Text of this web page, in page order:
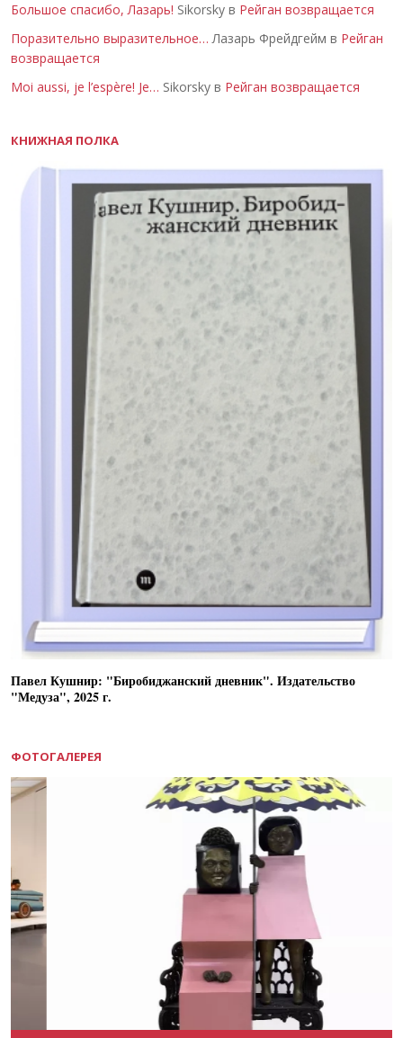
Большое спасибо, Лазарь! Sikorsky в Рейган возвращается
Поразительно выразительное… Лазарь Фрейдгейм в Рейган
возвращается
Moi aussi, je l’espère! Je… Sikorsky в Рейган возвращается
КНИЖНАЯ ПОЛКА
Павел Кушнир: "Биробиджанский дневник". Издательство
"Медуза", 2025 г.
ФОТОГАЛЕРЕЯ